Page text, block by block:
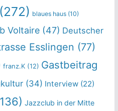
(272) blaues haus(10)
Voltaire(47) Deutscher
Esslingen (77)
franz.K(12) Gastbeitrag
(34) Interview(22)
Jazzclub in der Mitte